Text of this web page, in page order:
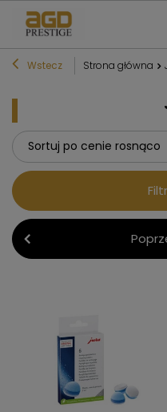
Wstecz Strona główna
Sortuj po cenie rosnąco